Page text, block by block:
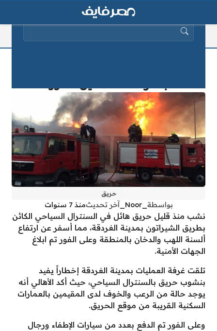
حريق
بواسطة _Noor_ آخر تحديثمنذ 7 سنوات
نشب منذ قليل حريق هائل في السنترال السياحي الكائن
بطريق الشيراتون بمدينة الغردقة، مما أسفر عن ارتفاع
ألسنة اللهب والدخان بالمنطقة وعلى الفور تم ابلاغ
الجهات الأمنية.
تلقت غرفة العمليات بمدينة الغردقة إخطاراً يفيد
بنشوب حريق بالسنترال السياحي، حيث أكد الأهالي أنه
يوجد حالة من الرعب والخوف لدى المقيمين بالعمارات
السكنية القريبة من موقع الحريق.
وعلى الفور تم الدفع بعدد من سيارات الإطفاء ورجال
البحث عن: